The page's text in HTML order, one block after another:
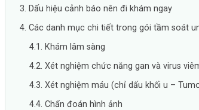
3. Dấu hiệu cảnh báo nên đi khám ngay
4. Các danh mục chi tiết trong gói tầm soát
4.1. Khám lâm sàng
4.2. Xét nghiệm chức năng gan và virus
4.3. Xét nghiệm máu (chỉ dấu khối u –
4.4. Chẩn đoán hình ảnh